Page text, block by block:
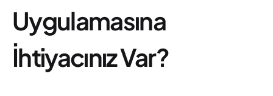
Uygulamasına
İhtiyacınız Var?